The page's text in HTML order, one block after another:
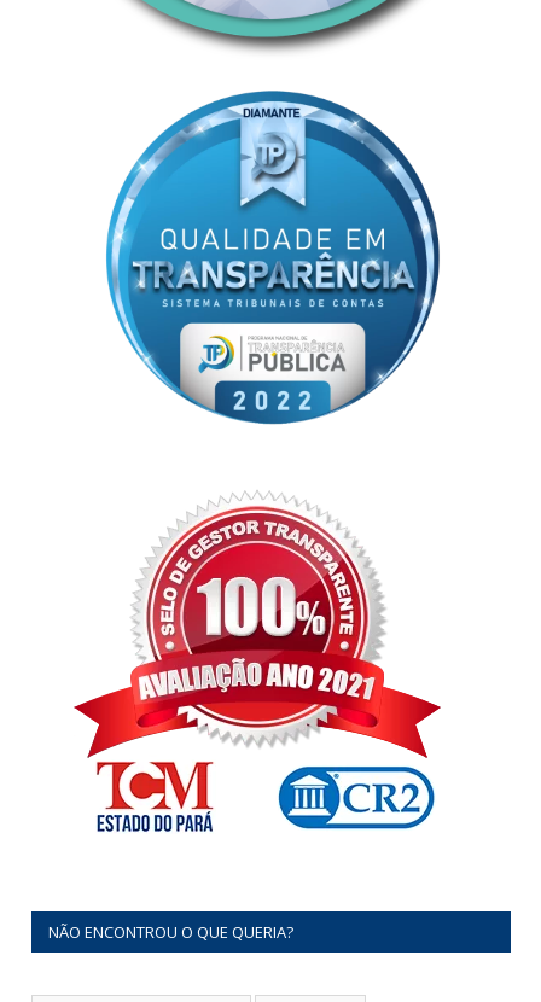
NÃO ENCONTROU O QUE QUERIA?